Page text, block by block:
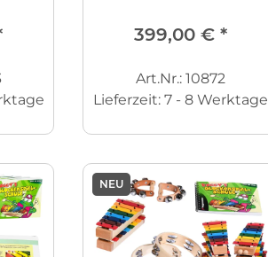
399,00 € *
Art.Nr.: 10872
Lieferzeit: 7 - 8 Werktage
NEU